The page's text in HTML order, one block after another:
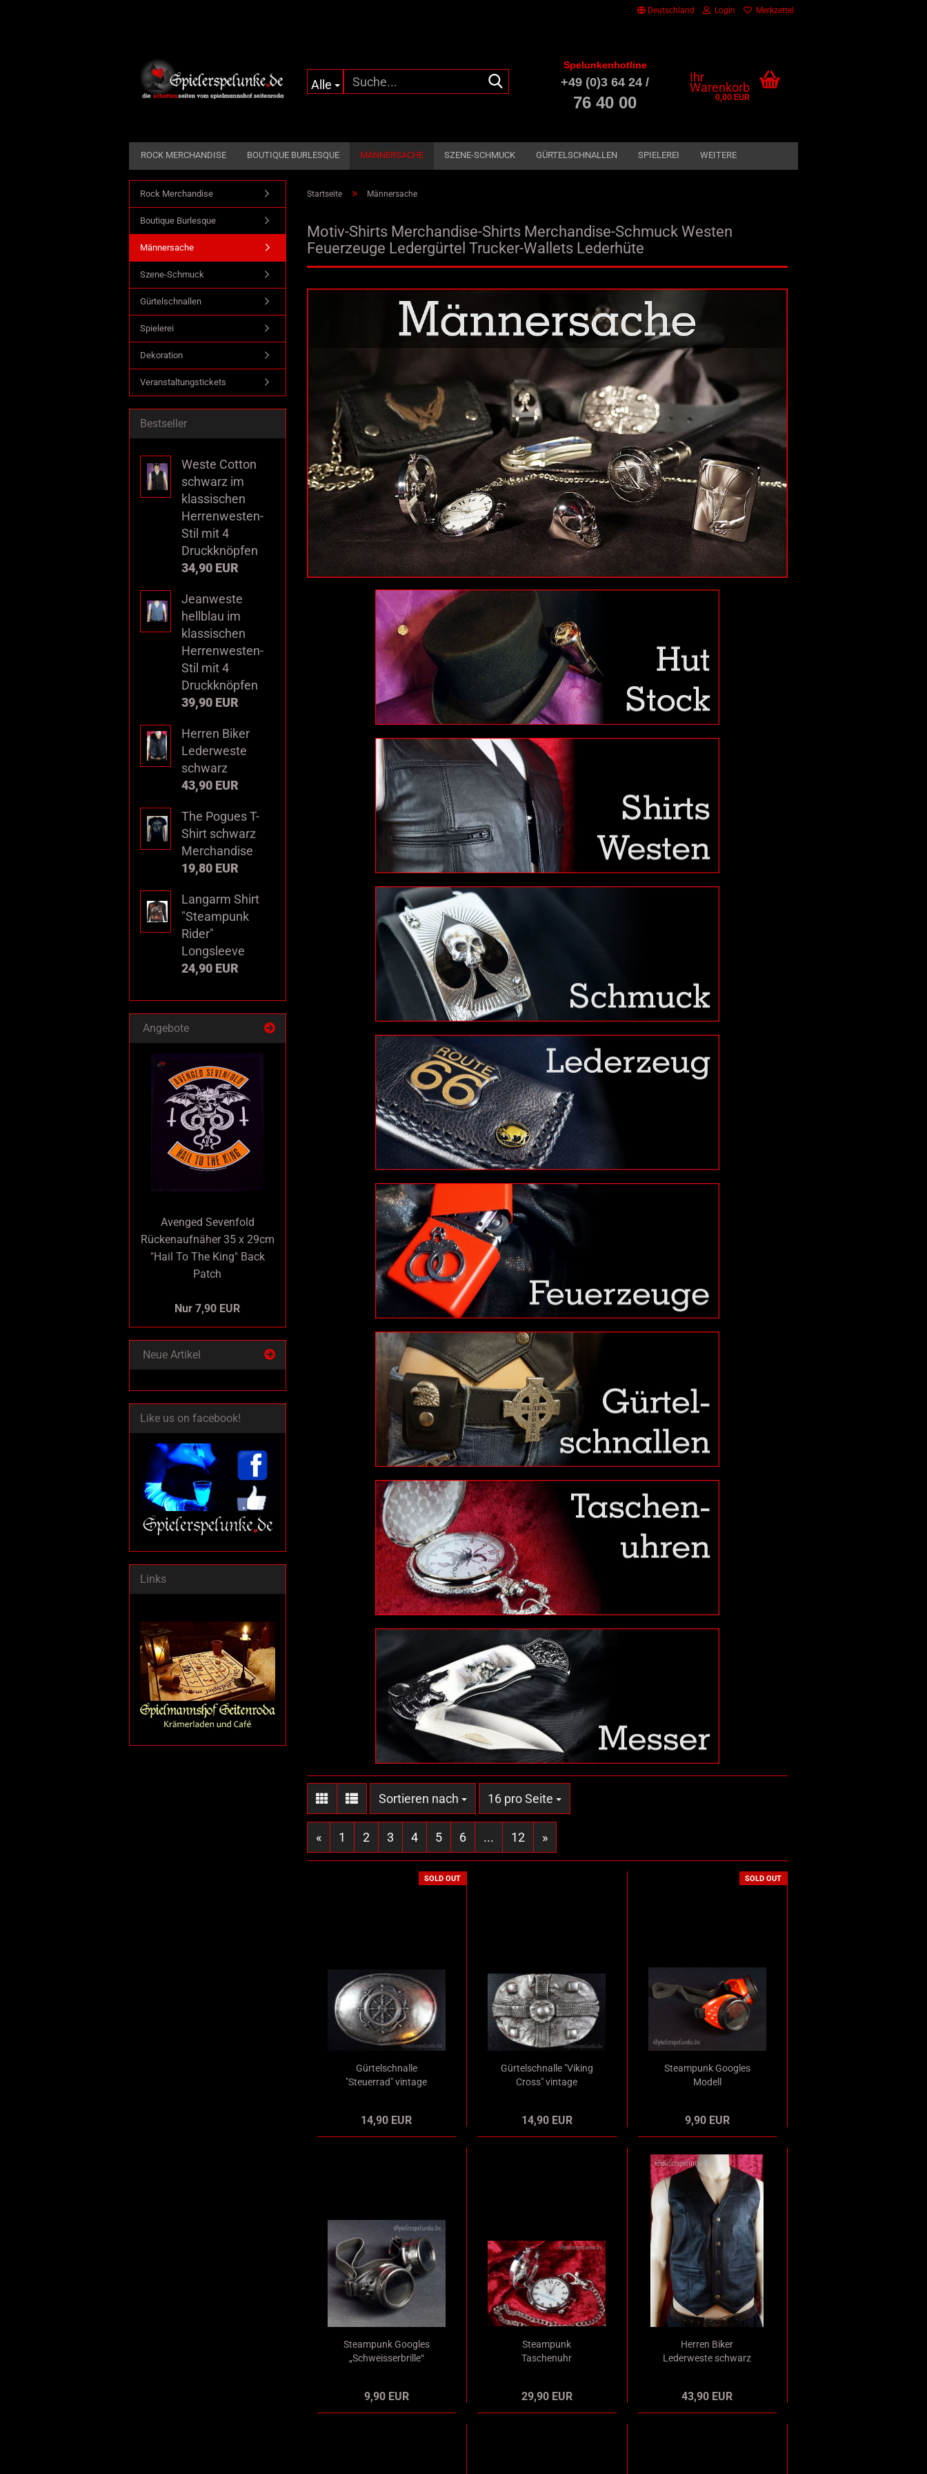
Deutschland Login Merkzettel
Alle
Spelunkenhotline
+49 (0)3 64 24 /
76 40 00
Ihr
Warenkorb
0,00 EUR
ROCK MERCHANDISE BOUTIQUE BURLESQUE MÄNNERSACHE SZENE-SCHMUCK GÜRTELSCHNALLEN SPIELEREI WEITERE
Dekoration anzeigen
Taverne
Zierrat
Startseite » Männersache
Motiv-Shirts Merchandise-Shirts Merchandise-Schmuck Westen
Feuerzeuge Ledergürtel Trucker-Wallets Lederhüte
Sortieren nach
Sortieren nach 16 pro Seite
pro Seite
« 1 2 3 4 5 6 ... 12 »
SOLD OUT
Gürtelschnalle
"Steuerrad" vintage
14,90 EUR
Gürtelschnalle "Viking
Cross" vintage
14,90 EUR
SOLD OUT
Steampunk Googles
Modell
und Gummiband
9,90 EUR
Steampunk Googles
„Schweisserbrille“
Gummiband
9,90 EUR
Steampunk
Taschenuhr
Kette im Lederetui für
Gürtelbefestigung
29,90 EUR
Herren Biker
Lederweste schwarz
43,90 EUR
Rock Merchandise
Boutique Burlesque
Männersache
Szene-Schmuck
Gürtelschnallen
Spielerei
Dekoration
Veranstaltungstickets
Bestseller
Weste Cotton
schwarz im
klassischen
Herrenwesten-
Stil mit 4
Druckknöpfen
34,90 EUR
Jeanweste
hellblau im
klassischen
Herrenwesten-
Stil mit 4
Druckknöpfen
39,90 EUR
Herren Biker
Lederweste
schwarz
43,90 EUR
The Pogues T-
Shirt schwarz
Merchandise
19,80 EUR
Langarm Shirt
"Steampunk
Rider"
Longsleeve
24,90 EUR
Angebote
Avenged Sevenfold
Rückenaufnäher 35 x 29cm
"Hail To The King" Back
Patch
Nur 7,90 EUR
Neue Artikel
Like us on facebook!
Links